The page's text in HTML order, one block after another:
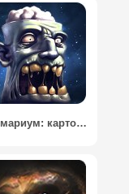
Кошмариум: карточная игра / Nightmarium Card Game